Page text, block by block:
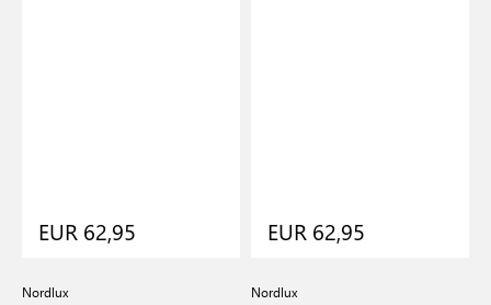
EUR 62,95
Nordlux
EUR 62,95
Nordlux